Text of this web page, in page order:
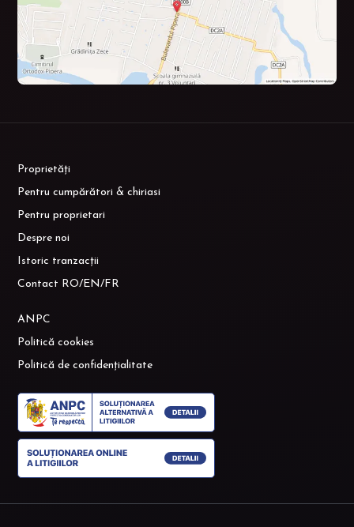
Proprietăți
Pentru cumpărători & chiriasi
Pentru proprietari
Despre noi
Istoric tranzacții
Contact RO/EN/FR
ANPC
Politică cookies
Politică de confidențialitate